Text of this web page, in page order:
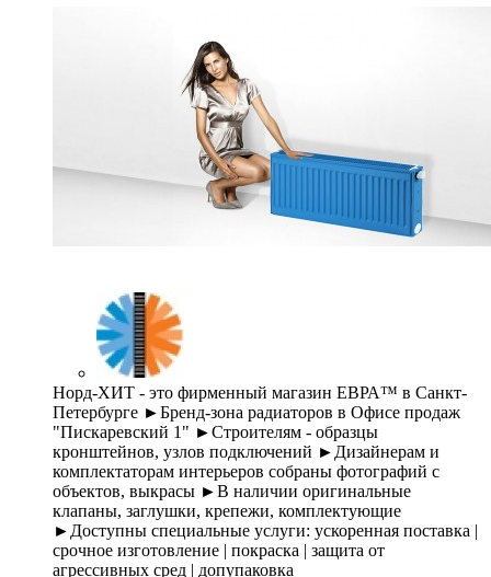
Норд-ХИТ - это фирменный магазин ЕВРА™ в Санкт-
Петербурге ►Бренд-зона радиаторов в Офисе продаж
"Пискаревский 1" ►Строителям - образцы
кронштейнов, узлов подключений ►Дизайнерам и
комплектаторам интерьеров собраны фотографий с
объектов, выкрасы ►В наличии оригинальные
клапаны, заглушки, крепежи, комплектующие
►Доступны специальные услуги: ускоренная поставка |
срочное изготовление | покраска | защита от
агрессивных сред | допупаковка